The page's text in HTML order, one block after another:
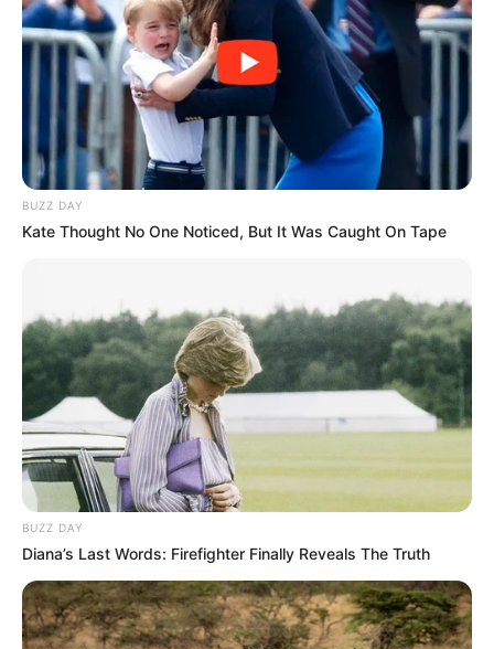
BUZZ DAY
Kate Thought No One Noticed, But It Was Caught On Tape
BUZZ DAY
Diana’s Last Words: Firefighter Finally Reveals The Truth